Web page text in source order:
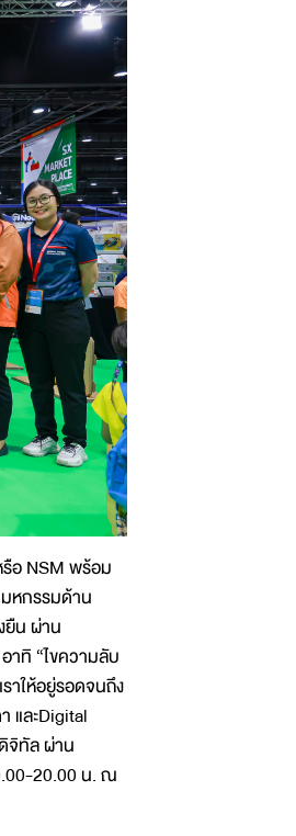
อ NSM พร้อม
หกรรมด้าน
ยืน ผ่าน
าทิ “ไขความลับ
าให้อยู่รอดจนถึง
และDigital
จิทัล ผ่าน
20.00 น. ณ